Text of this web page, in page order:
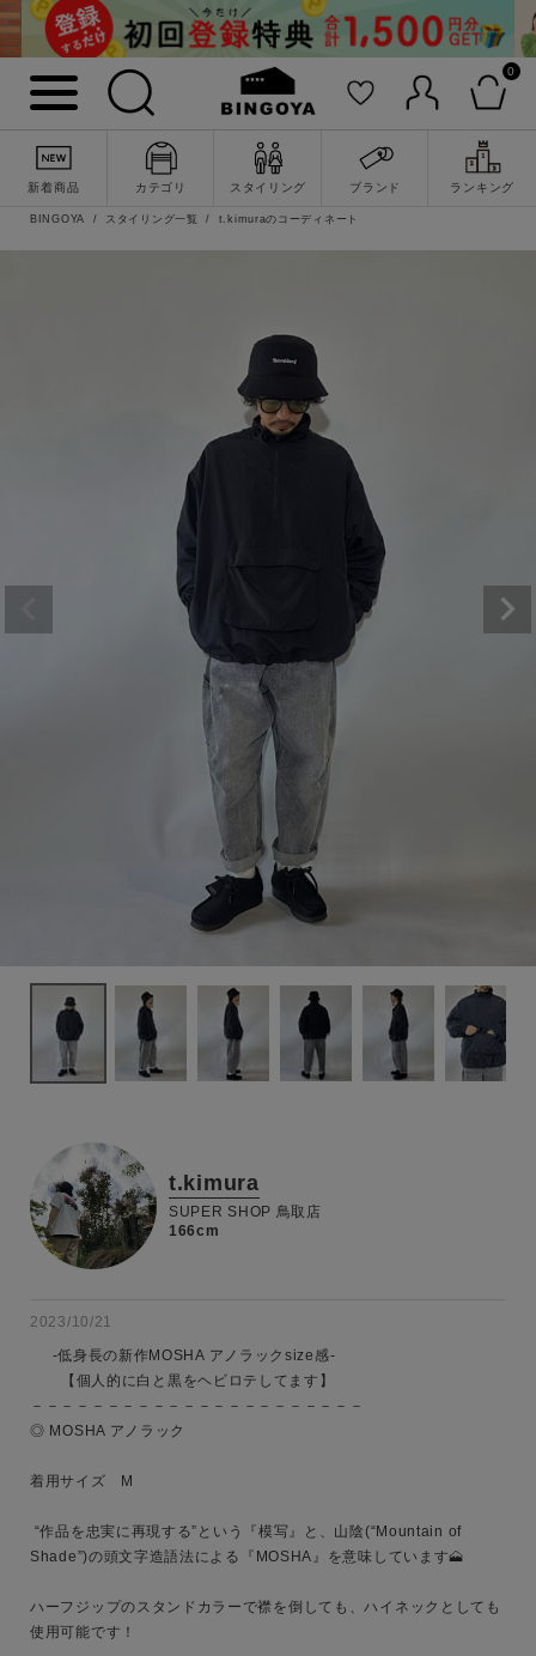
0
新着商品 カテゴリ スタイリング ブランド ランキング
詳細検索
BINGOYA スタイリング一覧 t.kimuraのコーディネート
t.kimura
SUPER SHOP 鳥取店
166cm
2023/10/21
－－－－－－－－－－－－－－－－－－－－－－
◎ MOSHA アノラック
着用サイズ　M
Shade”)の頭文字造語法による『MOSHA』を意味しています🗻
ハーフジップのスタンドカラーで襟を倒しても、ハイネックとしても
使用可能です！